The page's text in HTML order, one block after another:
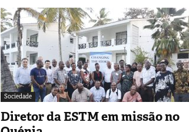
Sociedade
Diretor da ESTM em missão no